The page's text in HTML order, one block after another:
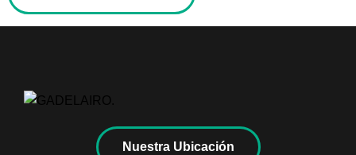
Nuestra Ubicación